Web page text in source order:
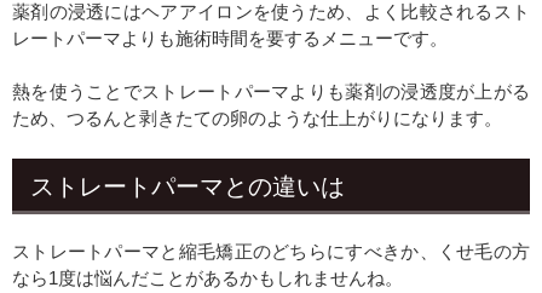
薬剤の浸透にはヘアアイロンを使うため、よく比較されるスト
レートパーマよりも施術時間を要するメニューです。
熱を使うことでストレートパーマよりも薬剤の浸透度が上がる
ため、つるんと剥きたての卵のような仕上がりになります。
ストレートパーマとの違いは
ストレートパーマと縮毛矯正のどちらにすべきか、くせ毛の方
なら1度は悩んだことがあるかもしれませんね。